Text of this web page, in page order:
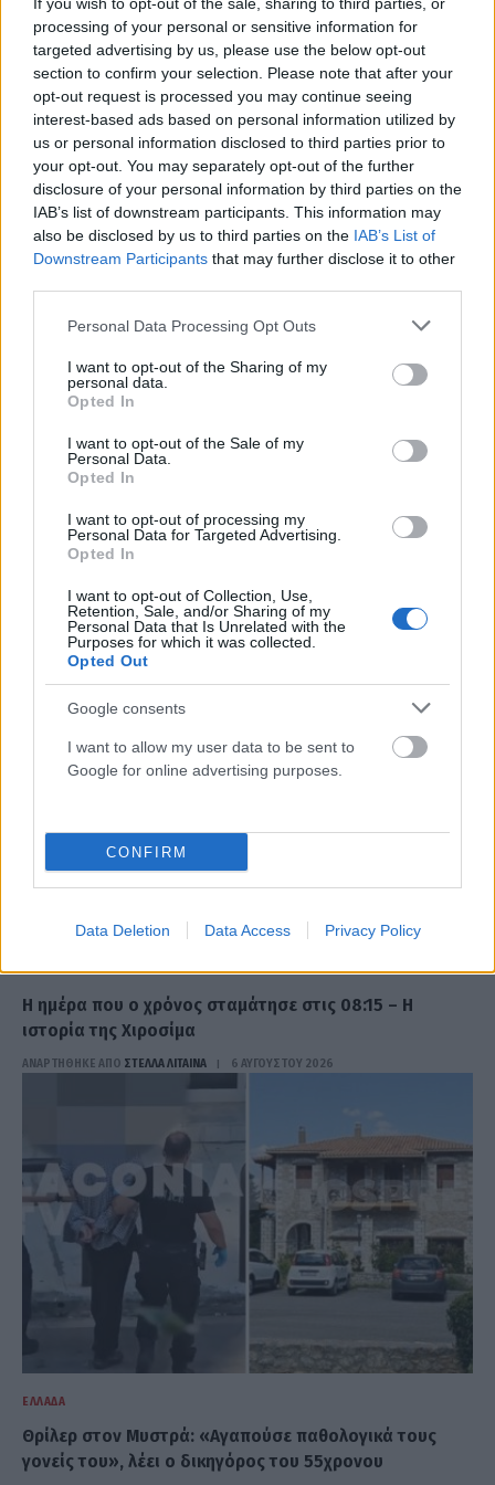
processing of your personal or sensitive information for
targeted advertising by us, please use the below opt-out
section to confirm your selection. Please note that after your
opt-out request is processed you may continue seeing
interest-based ads based on personal information utilized by
us or personal information disclosed to third parties prior to
your opt-out. You may separately opt-out of the further
disclosure of your personal information by third parties on the
IAB’s list of downstream participants. This information may
also be disclosed by us to third parties on the IAB’s List of
Downstream Participants that may further disclose it to other
Please note that this website/app uses one or more Google
not limited to your visit or usage behaviour. You may click to
grant or deny consent to Google and its third-party tags to
use your data for below specified purposes in below Google
consent section.
Personal Data Processing Opt Outs
I want to opt-out of the Sharing of my
personal data.
Opted In
I want to opt-out of the Sale of my
Personal Data.
Opted In
I want to opt-out of processing my
Personal Data for Targeted Advertising.
Opted In
I want to opt-out of Collection, Use,
Retention, Sale, and/or Sharing of my
Personal Data that Is Unrelated with the
Purposes for which it was collected.
Opted Out
Google consents
I want to allow my user data to be sent to
Google for online advertising purposes.
CONFIRM
Data Deletion Data Access Privacy Policy
ΕΜΥ καιρός καιρός σήμερα
FacebookTwitter Pinterest LinkedInTumblr Email
ΠΡΟΗΓΟΎΜΕΝΟ ΆΡΘΡΟ
Γιατί η σορός του Χαμενεΐ
περνά από το Ιράκ: Η
θρησκεία, η πολιτική και η
βαριά ιστορία πίσω από μια
ΕΠΌΜΕΝΟ ΆΡΘΡΟ
Συναγερμός τα ξημερώματα –
Προληπτική εκκένωση
θαλάμων λόγω πυκνού καπνού
(VIDEO)
Στέλλα Λίταινα
ΠΡΏΤΟ ΘΈΜΑ
Η ημέρα που ο χρόνος σταμάτησε στις 08:15 – Η
ιστορία της Χιροσίμα
ΑΝΑΡΤΗΘΗΚΕ ΑΠΟ ΣΤΈΛΛΑ ΛΊΤΑΙΝΑ 6 ΑΥΓΟΎΣΤΟΥ 2026
ΕΛΛΆΔΑ
Θρίλερ στον Μυστρά: «Αγαπούσε παθολογικά τους
γονείς του», λέει ο δικηγόρος του 55χρονου